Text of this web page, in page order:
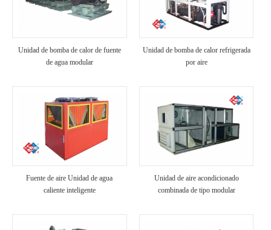
Unidad de bomba de calor de fuente
de agua modular
Unidad de bomba de calor refrigerada
por aire
Fuente de aire Unidad de agua
caliente inteligente
Unidad de aire acondicionado
combinada de tipo modular